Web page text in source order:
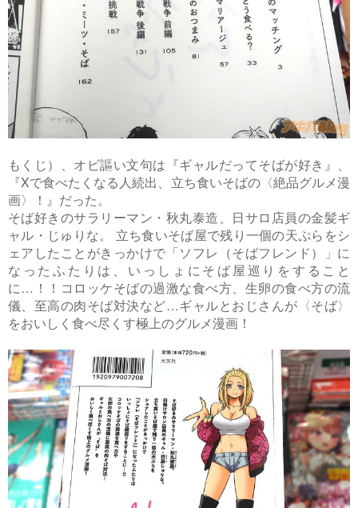
もくじ）、オビ謳い文句は『ギャルだってそばが好き』、
『Xで食べたくなる人続出、立ち食いそばの〈絶品グルメ漫
画〉！』だった。
そば好きのサラリーマン・秋丸泰造、日サロ店員の金髪ギ
ャル・じゅりな。 立ち食いそば屋で残り一個の天ぷらをシ
ェアしたことがきっかけで「ソフレ（そばフレンド）」に
なったふたりは、いっしょにそば屋巡りをすること
に…！！コロッケそばの過激な食べ方、生卵の食べ方の流
儀、至高の肉そば対決など…ギャルとおじさんが〈そば〉
をおいしく食べ尽くす極上のグルメ漫画！